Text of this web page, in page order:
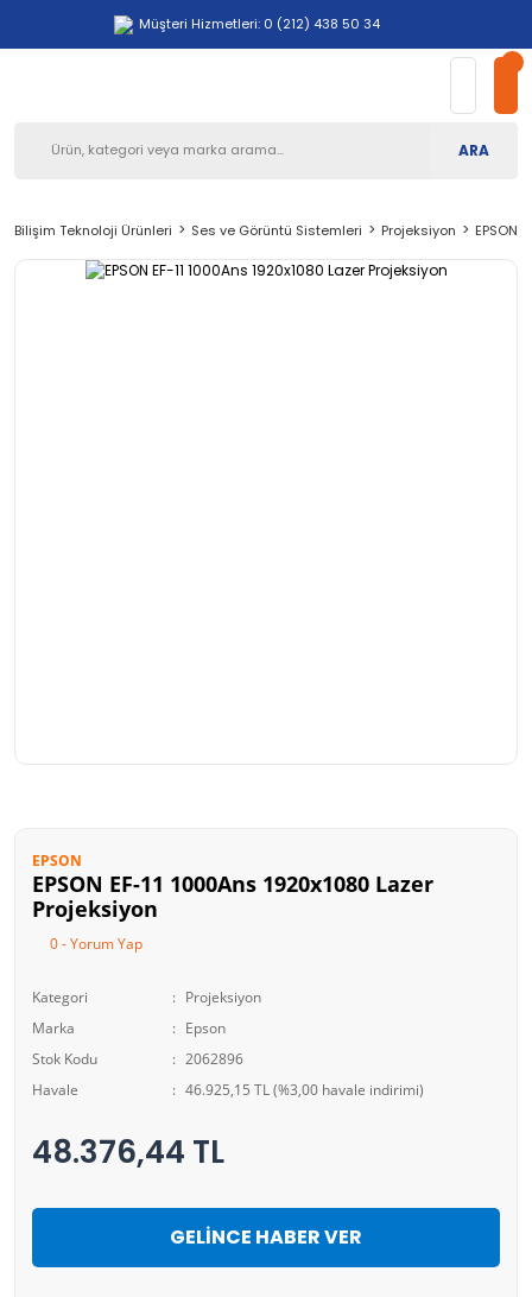
Müşteri Hizmetleri: 0 (212) 438 50 34
ARA
Bilişim Teknoloji Ürünleri Ses ve Görüntü Sistemleri Projeksiyon EPSON
EPSON
EPSON EF-11 1000Ans 1920x1080 Lazer
Projeksiyon
0 - Yorum Yap
Kategori
Projeksiyon
Marka
Epson
Stok Kodu
2062896
Havale
46.925,15 TL (%3,00 havale indirimi)
48.376,44 TL
GELİNCE HABER VER